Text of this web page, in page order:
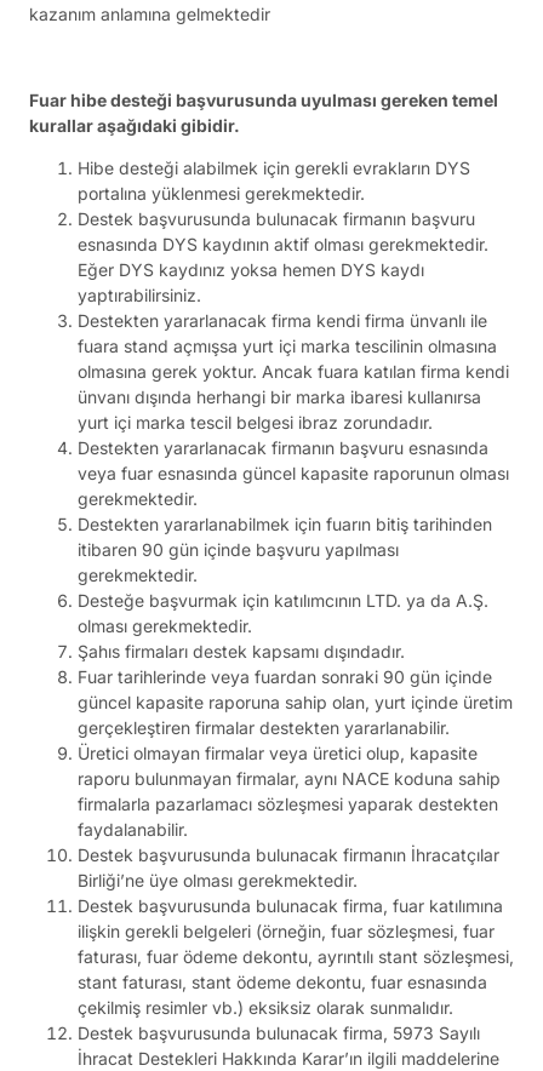
kazanım anlamına gelmektedir
Fuar hibe desteği başvurusunda uyulması gereken temel
kurallar aşağıdaki gibidir.
Hibe desteği alabilmek için gerekli evrakların DYS
portalına yüklenmesi gerekmektedir.
Destek başvurusunda bulunacak firmanın başvuru
esnasında DYS kaydının aktif olması gerekmektedir.
Eğer DYS kaydınız yoksa hemen DYS kaydı
yaptırabilirsiniz.
Destekten yararlanacak firma kendi firma ünvanlı ile
fuara stand açmışsa yurt içi marka tescilinin olmasına
olmasına gerek yoktur. Ancak fuara katılan firma kendi
ünvanı dışında herhangi bir marka ibaresi kullanırsa
yurt içi marka tescil belgesi ibraz zorundadır.
Destekten yararlanacak firmanın başvuru esnasında
veya fuar esnasında güncel kapasite raporunun olması
gerekmektedir.
Destekten yararlanabilmek için fuarın bitiş tarihinden
itibaren 90 gün içinde başvuru yapılması
gerekmektedir.
Desteğe başvurmak için katılımcının LTD. ya da A.Ş.
olması gerekmektedir.
Şahıs firmaları destek kapsamı dışındadır.
Fuar tarihlerinde veya fuardan sonraki 90 gün içinde
güncel kapasite raporuna sahip olan, yurt içinde üretim
gerçekleştiren firmalar destekten yararlanabilir.
Üretici olmayan firmalar veya üretici olup, kapasite
raporu bulunmayan firmalar, aynı NACE koduna sahip
firmalarla pazarlamacı sözleşmesi yaparak destekten
faydalanabilir.
Destek başvurusunda bulunacak firmanın İhracatçılar
Birliği’ne üye olması gerekmektedir.
Destek başvurusunda bulunacak firma, fuar katılımına
ilişkin gerekli belgeleri (örneğin, fuar sözleşmesi, fuar
faturası, fuar ödeme dekontu, ayrıntılı stant sözleşmesi,
stant faturası, stant ödeme dekontu, fuar esnasında
çekilmiş resimler vb.) eksiksiz olarak sunmalıdır.
Destek başvurusunda bulunacak firma, 5973 Sayılı
İhracat Destekleri Hakkında Karar’ın ilgili maddelerine